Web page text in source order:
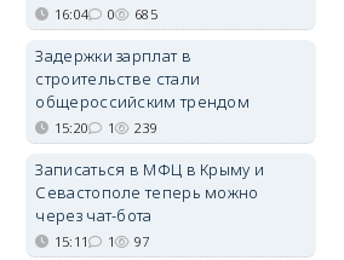
16:04 0 685
Задержки зарплат в
строительстве стали
общероссийским трендом
15:20 1 239
Записаться в МФЦ в Крыму и
Севастополе теперь можно
через чат-бота
15:11 1 97